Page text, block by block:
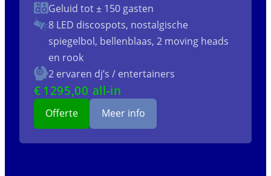
Geluid tot ± 150 gasten
8 LED discospots, nostalgische
spiegelbol, bellenblaas, 2 moving heads
en rook
2 ervaren dj’s / entertainers
€ 1295,00 all-in
Offerte Meer info